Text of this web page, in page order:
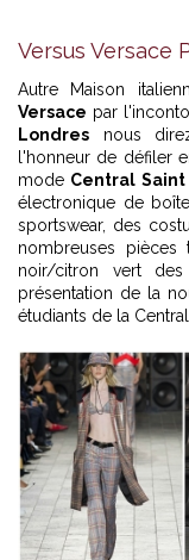
Versus Versace
Autre Maison
Versace par
Londres nous
l'honneur de défiler
mode Central Saint
électronique de
sportswear, des
nombreuses pièces
noir/citron vert
présentation de la
étudiants de la Central